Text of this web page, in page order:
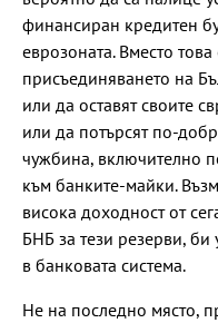
финансиран кредитен
еврозоната. Вместо
присъединяването на
или да оставят своите
или да потърсят по-
чужбина, включително
към банките-майки.
висока доходност от
БНБ за тези резерви, би
в банковата система.
Не на последно място,